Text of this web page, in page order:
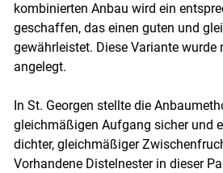
kombinierten Anbau wird ein
geschaffen, das einen guten und
gewährleistet. Diese Variante wurde
angelegt.
In St. Georgen stellte die
gleichmäßigen Aufgang sicher und
dichter, gleichmäßiger
Vorhandene Distelnester in dieser